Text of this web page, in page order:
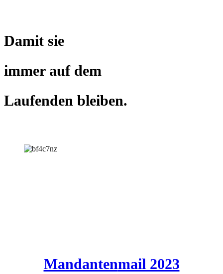
Damit sie
immerauf dem
Laufenden bleiben.
Mandantenmail 2023